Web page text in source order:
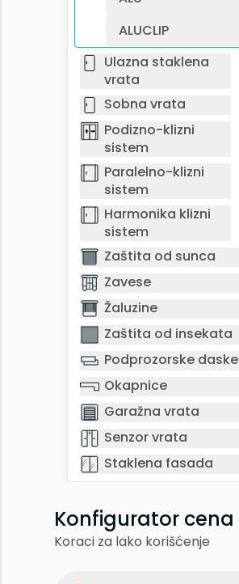
Prozori | Balkonska vrata
Ulazna staklena vrata
Podizno-klizni sistem
Paralelno-klizni sistem
Harmonika klizni sistem
Zaštita od sunca
Zaštita od insekata
Podprozorske daske
Garažna vrata
Staklena fasada
ALUCLIP
Ulazna staklena
vrata
Sobna vrata
Podizno-klizni
sistem
Paralelno-klizni
sistem
Harmonika klizni
sistem
Zaštita od sunca
Zavese
Žaluzine
Zaštita od insekata
Podprozorske daske
Okapnice
Garažna vrata
Senzor vrata
Staklena fasada
Konfigurator cena
Koraci za lako korišćenje